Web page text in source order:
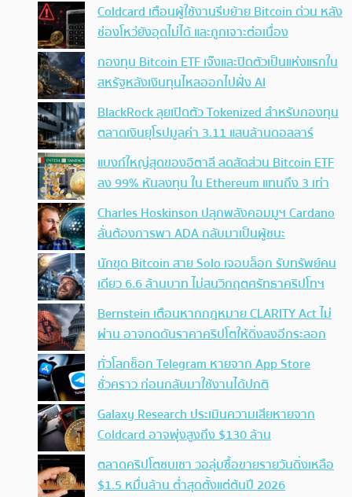
Coldcard เตือนผู้ใช้งานรีบย้าย Bitcoin ด่วน หลัง
ช่องโหว่ยังอุดไม่ได้ และถูกเจาะต่อเนื่อง
กองทุน Bitcoin ETF เจ๊งและปิดตัวเป็นแห่งแรกใน
สหรัฐหลังเงินทุนไหลออกไปฝั่ง AI
BlackRock ลุยเปิดตัว Tokenized สำหรับกองทุน
ตลาดเงินยุโรปมูลค่า 3.11 แสนล้านดอลลาร์
แบงก์ใหญ่สุดของอิตาลี ลดสัดส่วน Bitcoin ETF
ลง 99% หันลงทุน ใน Ethereum แทนถึง 3 เท่า
Charles Hoskinson ปลุกพลังคอมมูฯ Cardano
ลั่นต้องการพา ADA กลับมาเป็นผู้ชนะ
นักขุด Bitcoin สาย Solo เจอบล็อก รับทรัพย์คน
เดียว 6.6 ล้านบาท ไม่สนวิกฤตศรัทธาคริปโทฯ
Bernstein เตือนหากกฎหมาย CLARITY Act ไม่
ผ่าน อาจกดดันราคาคริปโตให้ดิ่งลงอีกระลอก
ทั่วโลกช็อก Telegram หายจาก App Store
ชั่วคราว ก่อนกลับมาใช้งานได้ปกติ
Galaxy Research ประเมินความเสียหายจาก
Coldcard อาจพุ่งสูงถึง $130 ล้าน
ตลาดคริปโตซบเซา วอลุ่มซื้อขายรายวันดิ่งเหลือ
$1.5 หมื่นล้าน ต่ำสุดตั้งแต่ต้นปี 2026